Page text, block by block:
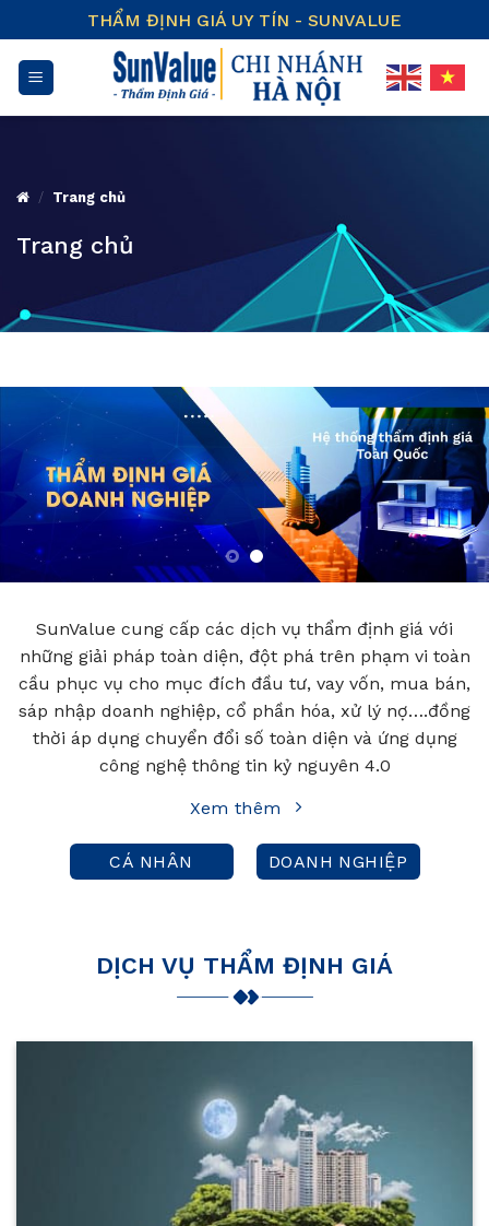
to
content
THẨM ĐỊNH GIÁ UY TÍN - SUNVALUE
/ Trang chủ
Trang chủ
SunValue cung cấp các dịch vụ thẩm định giá với
những giải pháp toàn diện, đột phá trên phạm vi toàn
cầu phục vụ cho mục đích đầu tư, vay vốn, mua bán,
sáp nhập doanh nghiệp, cổ phần hóa, xử lý nợ….đồng
thời áp dụng chuyển đổi số toàn diện và ứng dụng
công nghệ thông tin kỷ nguyên 4.0
Xem thêm
CÁ NHÂN DOANH NGHIỆP
DỊCH VỤ THẨM ĐỊNH GIÁ